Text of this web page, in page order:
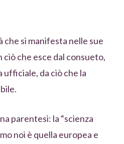
si manifesta nelle sue
che esce dal consueto,
ufficiale, da ciò che la
parentesi: la “scienza
noi è quella europea e